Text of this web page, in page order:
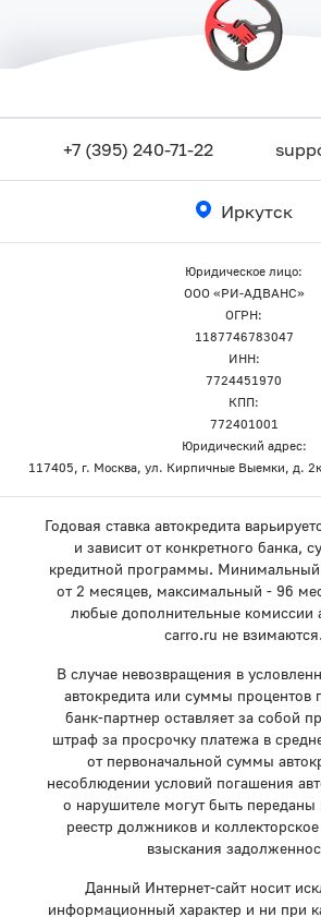
+7 (395) 240-71-22
Иркутск
Юридическое лицо:
ООО «РИ-АДВАНС»
ОГРН:
1187746783047
ИНН:
7724451970
КПП:
772401001
Юридический адрес:
117405, г. Москва, ул. Кирпичные Выемки, д.
Годовая ставка автокредита
и зависит от конкретного банка,
кредитной программы.
от 2 месяцев, максимальный - 96
любые дополнительные комиссии
carro.ru не взимаются.
В случае невозвращения в
автокредита или суммы процентов
банк-партнер оставляет за собой
штраф за просрочку платежа в
от первоначальной суммы
несоблюдении условий погашения
о нарушителе могут быть переданы
реестр должников и коллекторское
взыскания
Данный Интернет-сайт носит
информационный характер и ни при